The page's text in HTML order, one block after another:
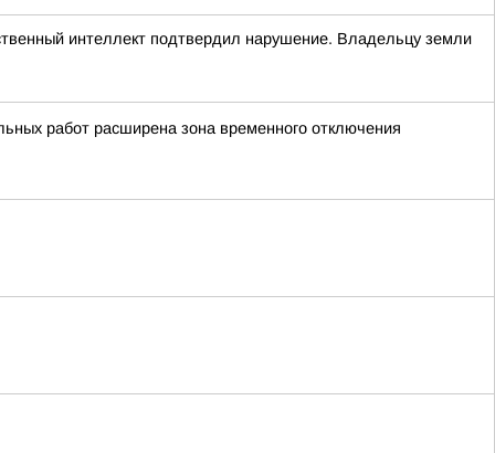
интеллект подтвердил нарушение. Владельцу земли
работ расширена зона временного отключения